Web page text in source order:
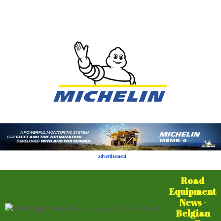
advertisement
Road
Equipment
News -
Belgian